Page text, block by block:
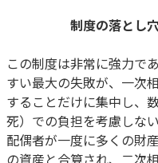
制度の落とし
この制度は非常に強力で
すい最大の失敗が、一次
することだけに集中し、
死）での負担を考慮しな
配偶者が一度に多くの財
の資産と合算され、二次